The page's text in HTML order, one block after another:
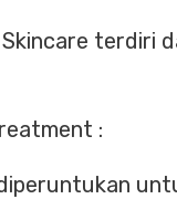
terdiri
: